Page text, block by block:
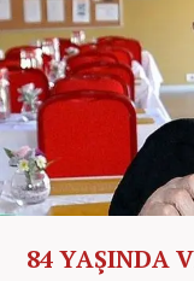
84 YAŞINDA